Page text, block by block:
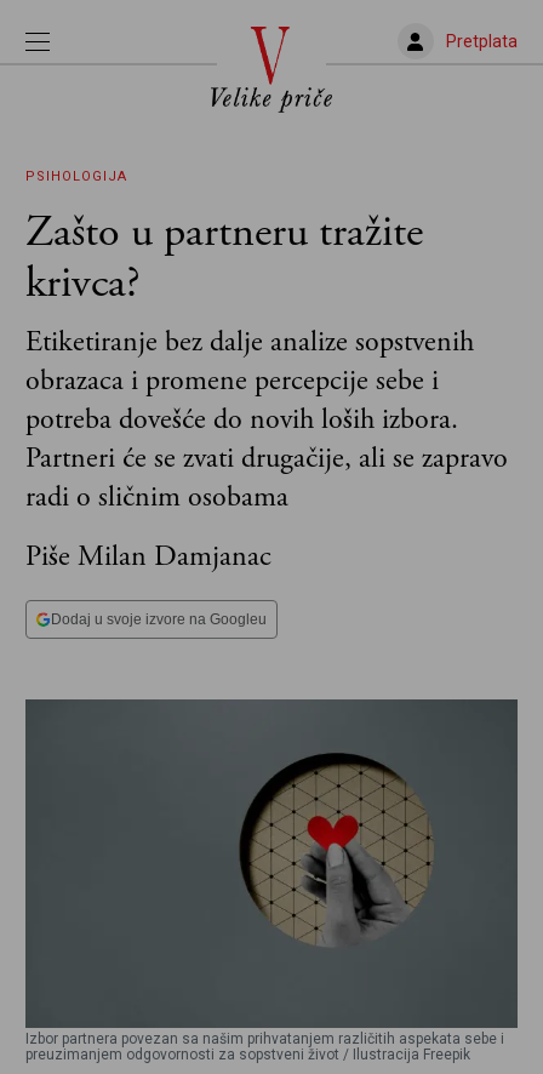
Pretplata
PSIHOLOGIJA
Zašto u partneru tražite
krivca?
Etiketiranje bez dalje analize sopstvenih
obrazaca i promene percepcije sebe i
potreba dovešće do novih loših izbora.
Partneri će se zvati drugačije, ali se zapravo
radi o sličnim osobama
Piše Milan Damjanac
Dodaj u svoje izvore na Googleu
Izbor partnera povezan sa našim prihvatanjem različitih aspekata sebe i
preuzimanjem odgovornosti za sopstveni život / Ilustracija Freepik